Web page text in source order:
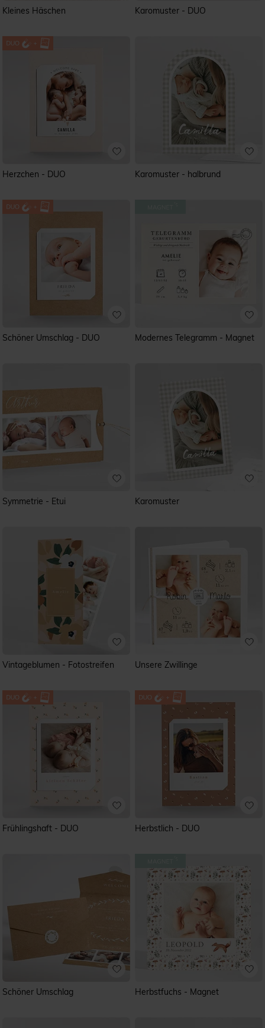
Kleines Häschen Karomuster - DUO
Herzchen - DUO Karomuster - halbrund
Schöner Umschlag - DUO Modernes Telegramm - Magnet
Symmetrie - Etui Karomuster
Vintageblumen - Fotostreifen Unsere Zwillinge
Frühlingshaft - DUO Herbstlich - DUO
Schöner Umschlag Herbstfuchs - Magnet